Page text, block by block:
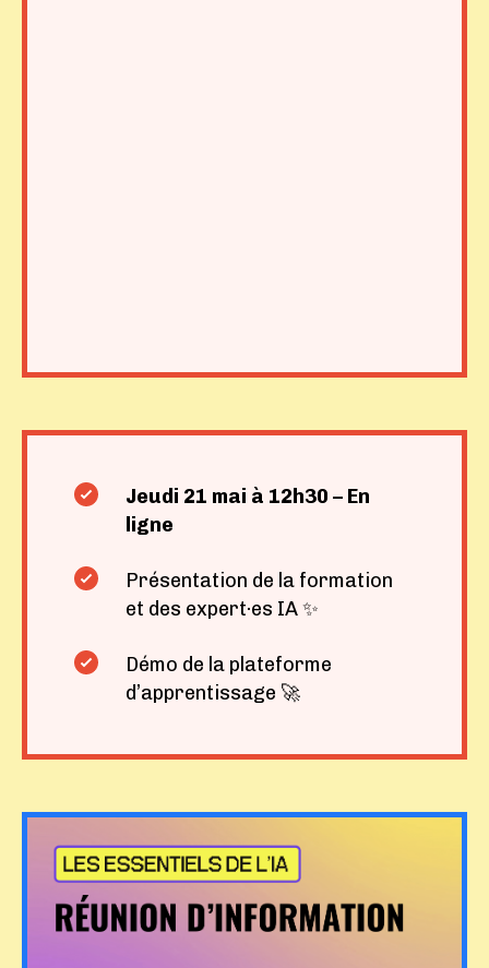
Jeudi 21 mai à 12h30 – En
ligne
Présentation de la formation
et des expert·es IA ✨
Démo de la plateforme
d’apprentissage 🚀